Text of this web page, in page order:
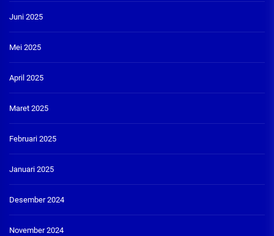
Juni 2025
Mei 2025
April 2025
Maret 2025
Februari 2025
Januari 2025
Desember 2024
November 2024